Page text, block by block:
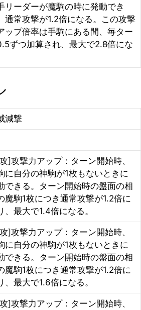
リーダーが魔駒の時に発動でき
通常攻撃が1.2倍になる。この攻撃
ップ倍率は手駒にある間、毎ター
ずつ加算され、最大で2.8倍にな
減撃
]攻撃力アップ：ターン開始時、
に自分の神駒が1枚もないときに
できる。ターン開始時の盤面の相
魔駒1枚につき通常攻撃が1.2倍に
、最大で1.4倍になる。
]攻撃力アップ：ターン開始時、
に自分の神駒が1枚もないときに
できる。ターン開始時の盤面の相
魔駒1枚につき通常攻撃が1.2倍に
、最大で1.6倍になる。
]攻撃力アップ：ターン開始時、